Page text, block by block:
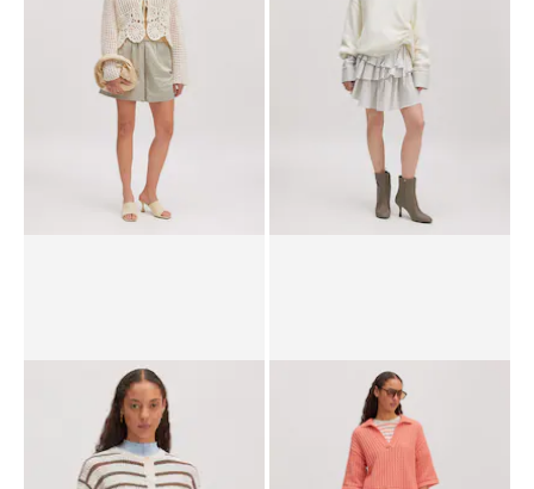
Strickjacke 'Jean'
CHF 99.90CHF 59.90
Pullover 'Chelsea'
CHF 119.00CHF 87.90